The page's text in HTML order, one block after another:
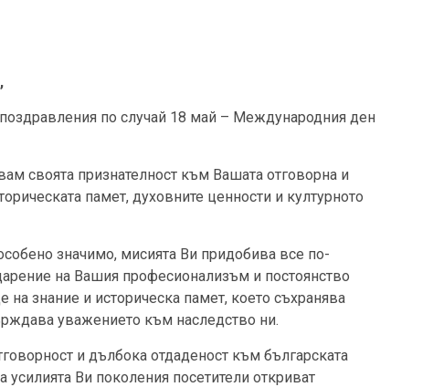
по случай 18 май – Международния ден
признателност към Вашата отговорна и
памет, духовните ценности и културното
значимо, мисията Ви придобива все по-
на Вашия професионализъм и постоянство
знание и историческа памет, което съхранява
уважението към наследство ни.
и дълбока отдаденост към българската
усилията Ви поколения посетители откриват